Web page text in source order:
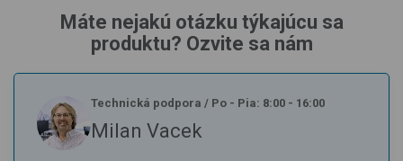
Máte nejakú otázku týkajúcu sa
produktu? Ozvite sa nám
Technická podpora / Po - Pia: 8:00 - 16:00
Milan Vacek